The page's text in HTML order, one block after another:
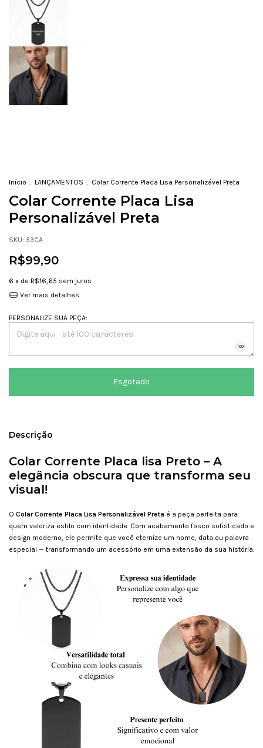
Início . LANÇAMENTOS . Colar Corrente Placa Lisa Personalizável Preta
Colar Corrente Placa Lisa
Personalizável Preta
SKU: 53CA
R$99,90
6 x de R$16,65 sem juros
Ver mais detalhes
PERSONALIZE SUA PEÇA:
Descrição
Colar Corrente Placa lisa Preto – A
elegância obscura que transforma seu
visual!
O Colar Corrente Placa Lisa Personalizável Preta é a peça perfeita para
quem valoriza estilo com identidade. Com acabamento fosco sofisticado e
design moderno, ele permite que você eternize um nome, data ou palavra
especial — transformando um acessório em uma extensão da sua história.